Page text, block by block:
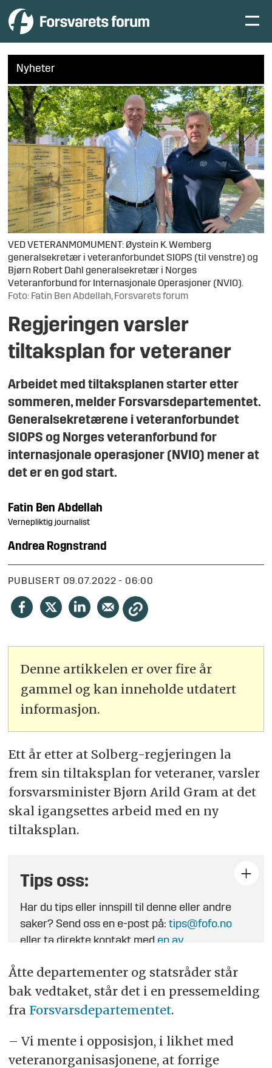
Nyheter
VED VETERANMOMUMENT: Øystein K. Wemberg
generalsekretær i veteranforbundet SIOPS (til venstre) og
Bjørn Robert Dahl generalsekretær i Norges
Veteranforbund for Internasjonale Operasjoner (NVIO).
Foto: Fatin Ben Abdellah, Forsvarets forum
Regjeringen varsler
tiltaksplan for veteraner
Arbeidet med tiltaksplanen starter etter
sommeren, melder Forsvarsdepartementet.
Generalsekretærene i veteranforbundet
SIOPS og Norges veteranforbund for
internasjonale operasjoner (NVIO) mener at
det er en god start.
Fatin Ben Abdellah
Vernepliktig journalist
Andrea Rognstrand
PUBLISERT 09.07.2022 - 06:00
Denne artikkelen er over fire år
gammel og kan inneholde utdatert
informasjon.
Ett år etter at Solberg-regjeringen la
frem sin tiltaksplan for veteraner, varsler
forsvarsminister Bjørn Arild Gram at det
skal igangsettes arbeid med en ny
tiltaksplan.
Tips oss:
Har du tips eller innspill til denne eller andre
saker? Send oss en e-post på:tips@fofo.no
eller ta direkte kontakt med en av
Åtte departementer og statsråder står
bak vedtaket, står det i en pressemelding
fra Forsvarsdepartementet.
– Vi mente i opposisjon, i likhet med
veteranorganisasjonene, at forrige